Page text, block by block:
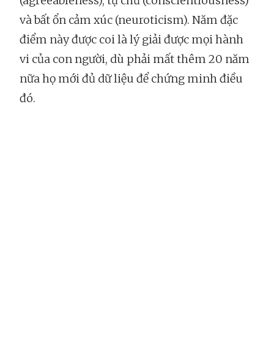
và bất ổn cảm xúc (neuroticism). Năm đặc
điểm này được coi là lý giải được mọi hành
vi của con người, dù phải mất thêm 20 năm
nữa họ mới đủ dữ liệu để chứng minh điều
đó.